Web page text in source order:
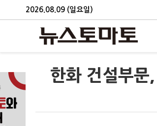
2026.08.09 (일요일)
한화 건설부문